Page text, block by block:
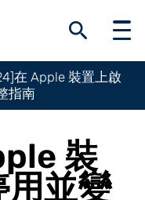
在 Apple 裝置上啟
指南
裝
用並變